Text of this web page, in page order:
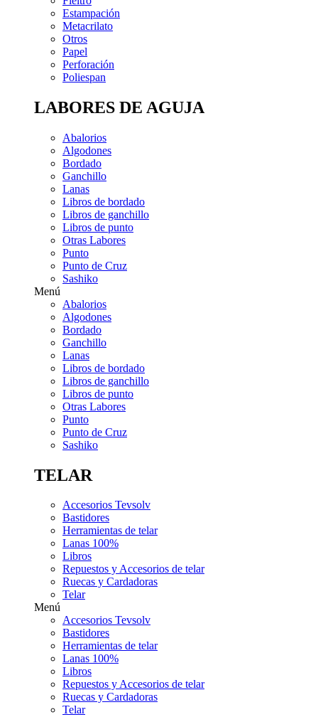
Estampación
Metacrilato
Otros
Papel
Perforación
Poliespan
LABORES DE AGUJA
Abalorios
Algodones
Bordado
Ganchillo
Lanas
Libros de bordado
Libros de ganchillo
Libros de punto
Otras Labores
Punto
Punto de Cruz
Sashiko
Menú
Abalorios
Algodones
Bordado
Ganchillo
Lanas
Libros de bordado
Libros de ganchillo
Libros de punto
Otras Labores
Punto
Punto de Cruz
Sashiko
TELAR
Accesorios Tevsolv
Bastidores
Herramientas de telar
Lanas 100%
Libros
Repuestos y Accesorios de telar
Ruecas y Cardadoras
Telar
Menú
Accesorios Tevsolv
Bastidores
Herramientas de telar
Lanas 100%
Libros
Repuestos y Accesorios de telar
Ruecas y Cardadoras
Telar